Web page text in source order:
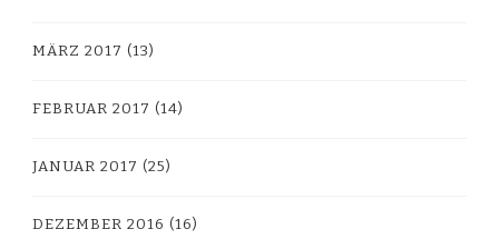
MÄRZ 2017 (13)
FEBRUAR 2017 (14)
JANUAR 2017 (25)
DEZEMBER 2016 (16)